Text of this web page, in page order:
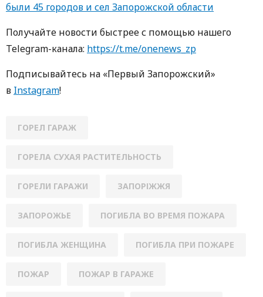
были 45 городов и сел Запорожской области
Получайте новости быстрее с помощью нашего
Telegram-канала: https://t.me/onenews_zp
Подписывайтесь на «Первый Запорожский»
в Instagram!
ГОРЕЛ ГАРАЖ
ГОРЕЛА СУХАЯ РАСТИТЕЛЬНОСТЬ
ГОРЕЛИ ГАРАЖИ ЗАПОРІЖЖЯ
ЗАПОРОЖЬЕ ПОГИБЛА ВО ВРЕМЯ ПОЖАРА
ПОГИБЛА ЖЕНЩИНА ПОГИБЛА ПРИ ПОЖАРЕ
ПОЖАР ПОЖАР В ГАРАЖЕ